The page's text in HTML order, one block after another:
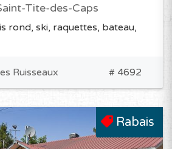
Tite-des-Caps
rond, ski, raquettes, bateau,
Ruisseaux # 4692
Rabais